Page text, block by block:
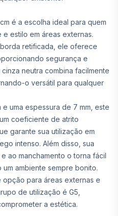
é a escolha ideal para quem
estilo em áreas externas.
retificada, ele oferece
segurança e
neutra combina facilmente
o versátil para qualquer
uma espessura de 7 mm, este
coeficiente de atrito
garante sua utilização em
intenso. Além disso, sua
ao manchamento o torna fácil
ambiente sempre bonito.
para áreas externas e
de utilização é G5,
a estética.